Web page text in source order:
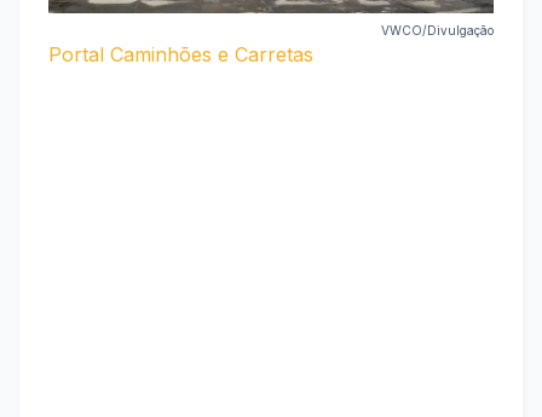
VWCO/Divulgação
Portal Caminhões e Carretas